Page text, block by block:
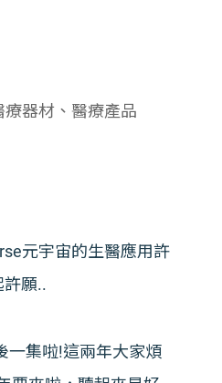
療器材、 醫療產品
元宇宙的生醫應用許
許願..
一集啦!這兩年大家煩